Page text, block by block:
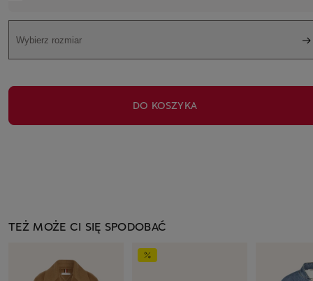
Wybierz rozmiar
DO KOSZYKA
TEŻ MOŻE CI SIĘ SPODOBAĆ